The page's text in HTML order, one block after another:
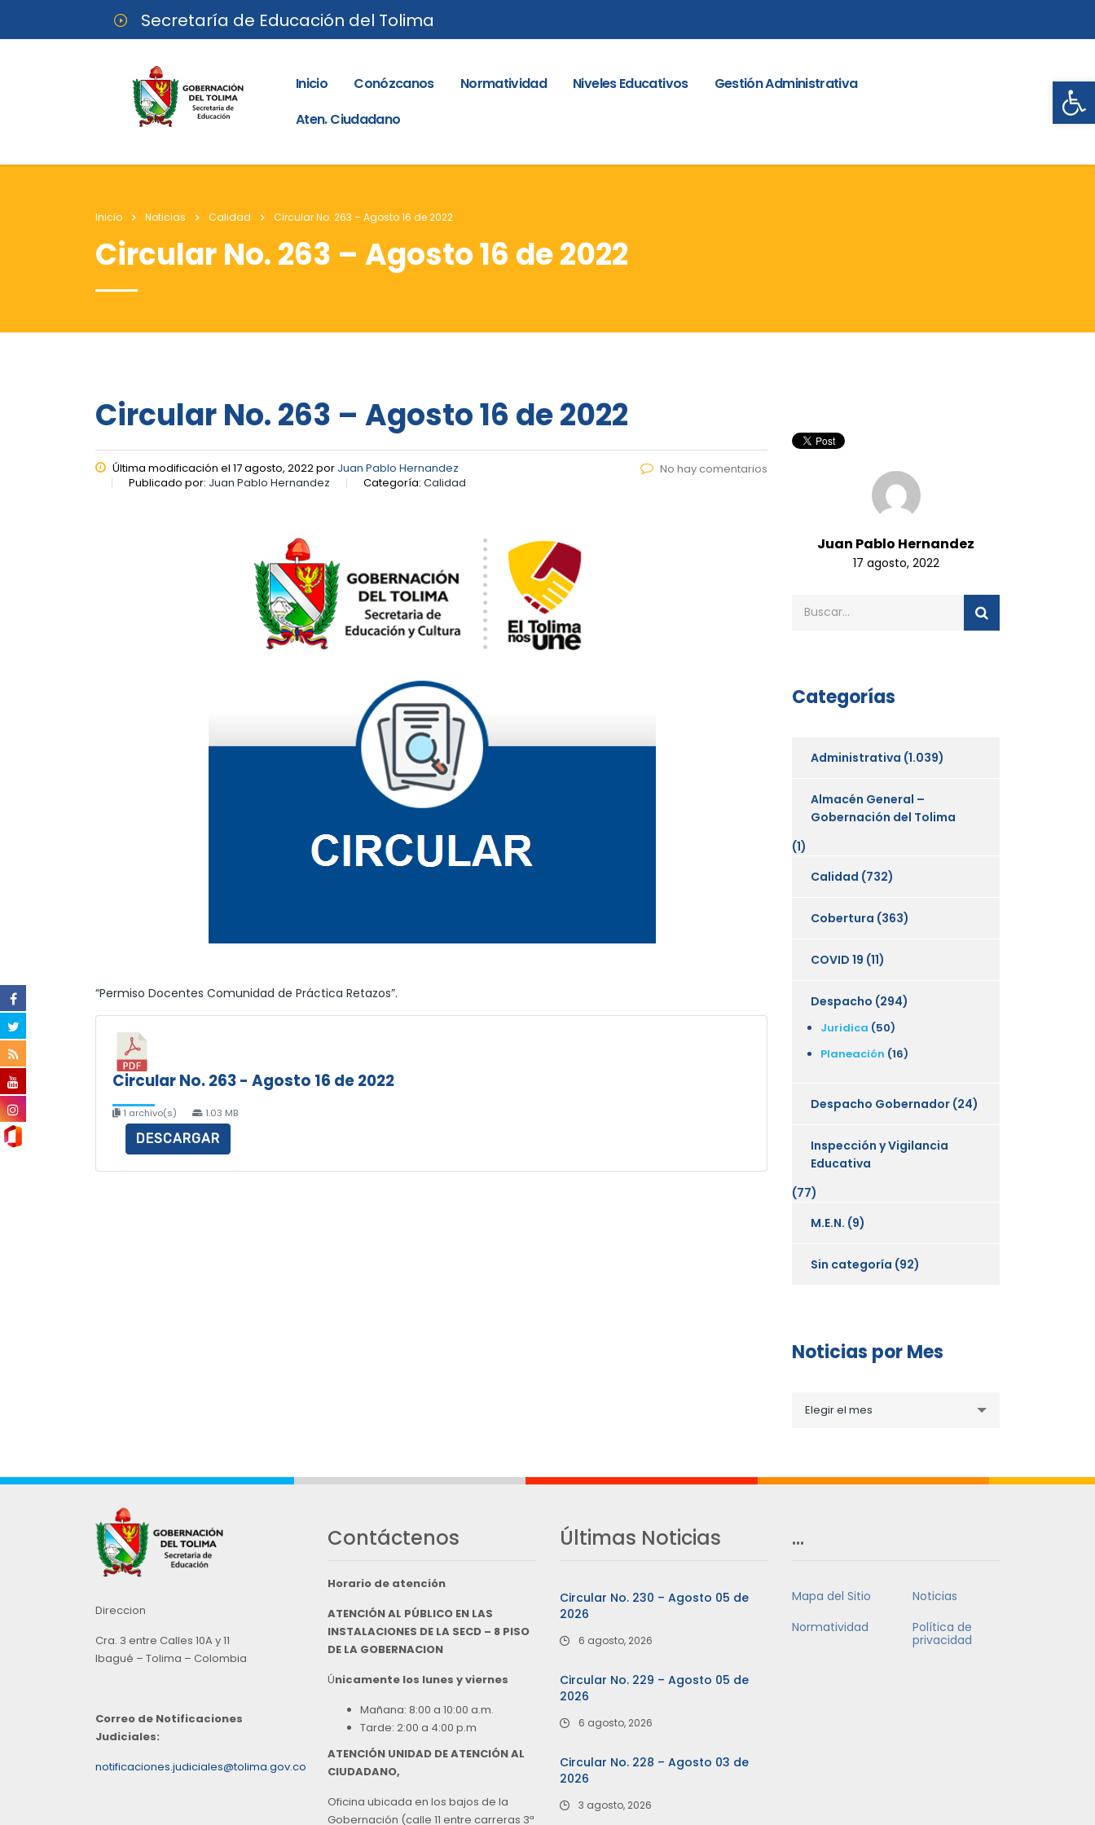
Secretaría de Educación del Tolima
Inicio Conózcanos Normatividad Niveles Educativos
Gestión Administrativa
Aten. Ciudadano
Inicio Noticias Calidad Circular No. 263 – Agosto 16 de 2022
Circular No. 263 – Agosto 16 de 2022
Circular No. 263 – Agosto 16 de 2022
Última modificación el 17 agosto, 2022 por Juan Pablo Hernandez
Publicado por: Juan Pablo Hernandez Categoría: Calidad
No hay comentarios
“Permiso Docentes Comunidad de Práctica Retazos”.
Circular No. 263 - Agosto 16 de 2022
1 archivo(s) 1.03 MB
DESCARGAR
Juan Pablo Hernandez
17 agosto, 2022
Categorías
Administrativa (1.039)
Almacén General –
Gobernación del Tolima
(1)
Calidad (732)
Cobertura (363)
COVID 19 (11)
Despacho (294)
Juridica (50)
Planeación (16)
Despacho Gobernador (24)
Inspección y Vigilancia
Educativa
(77)
M.E.N. (9)
Sin categoría (92)
Noticias por Mes
porElegir el mes
Direccion
Cra. 3 entre Calles 10A y 11
Ibagué – Tolima – Colombia
Correo de Notificaciones
Judiciales:
notificaciones.judiciales@tolima.gov.co
Contáctenos
Horario de atención
ATENCIÓN AL PÚBLICO EN LAS
INSTALACIONES DE LA SECD – 8 PISO
DE LA GOBERNACION
Únicamente los lunes y viernes
Mañana: 8:00 a 10:00 a.m.
Tarde: 2:00 a 4:00 p.m
ATENCIÓN UNIDAD DE ATENCIÓN AL
CIUDADANO,
Oficina ubicada en los bajos de la
Gobernación (calle 11 entre carreras 3ª
Últimas Noticias
Circular No. 230 – Agosto 05 de
2026
6 agosto, 2026
Circular No. 229 – Agosto 05 de
2026
6 agosto, 2026
Circular No. 228 – Agosto 03 de
2026
3 agosto, 2026
…
Mapa del Sitio
Noticias
Normatividad
Política de
privacidad